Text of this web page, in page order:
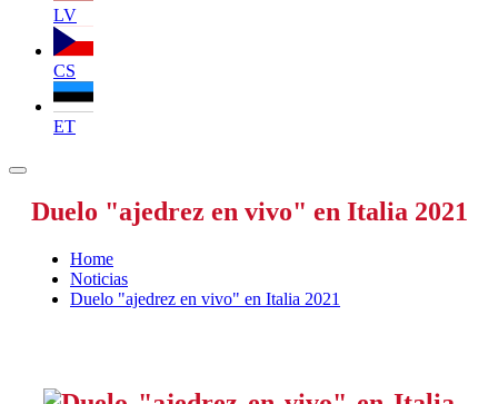
LV
CS
ET
Duelo "ajedrez en vivo" en Italia 2021
Home
Noticias
Duelo "ajedrez en vivo" en Italia 2021